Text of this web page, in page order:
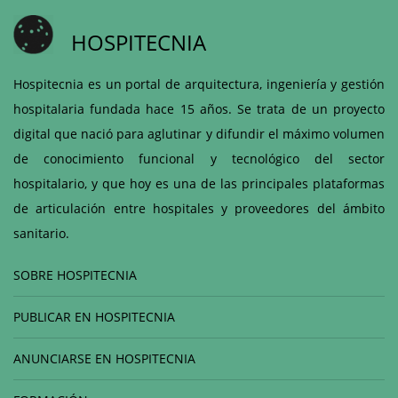
HOSPITECNIA
Hospitecnia es un portal de arquitectura, ingeniería y gestión
hospitalaria fundada hace 15 años. Se trata de un proyecto
digital que nació para aglutinar y difundir el máximo volumen
de conocimiento funcional y tecnológico del sector
hospitalario, y que hoy es una de las principales plataformas
de articulación entre hospitales y proveedores del ámbito
sanitario.
SOBRE HOSPITECNIA
PUBLICAR EN HOSPITECNIA
ANUNCIARSE EN HOSPITECNIA